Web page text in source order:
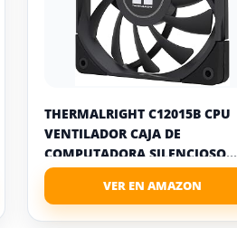
THERMALRIGHT C12015B CPU
VENTILADOR CAJA DE
COMPUTADORA SILENCIOSO...